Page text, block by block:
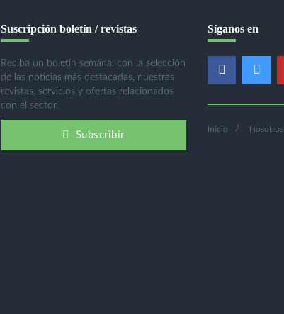
Suscripción boletín / revistas
Reciba un boletín semanal con la selección
de las noticias más destacadas, nuestras
revistas, servicios y ofertas relacionados
con el sector.
Subscribir
Síganos en
Inicio Nosotros